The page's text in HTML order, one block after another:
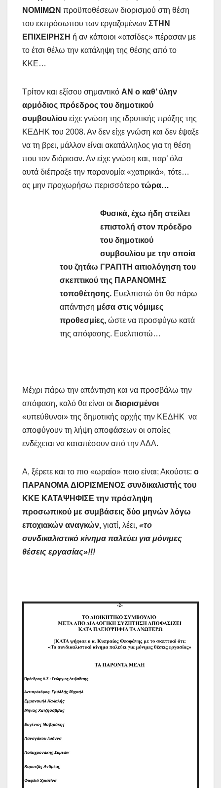
ΝΟΜΙΜΩΝ προϋποθέσεων διορισμού στη θέση
του εκπρόσωπου των εργαζομένων ΣΤΗΝ
ΕΠΙΧΕΙΡΗΣΗ ή αν κάποιοι «ατσίδες» πέρασαν με
το έτσι θέλω την κατάληψη της θέσης από το
ΚΚΕ…
Τρίτον και εξίσου σημαντικό ΑΝ ο καθ’ ύλην
αρμόδιος πρόεδρος του δημοτικού
συμβουλίου είχε γνώση της ιδρυτικής πράξης της
ΚΕΔΗΚ του 2008. Αν δεν είχε γνώση και δεν έψαξε
να τη βρει, μάλλον είναι ακατάλληλος για τη θέση
που τον διόρισαν. Αν είχε γνώση και, παρ’ όλα
αυτά διέπραξε την παρανομία «χατιρικά», τότε…
ας μην προχωρήσω περισσότερο τώρα…
Φυσικά, έχω ήδη στείλει
επιστολή στον πρόεδρο
του δημοτικού
συμβουλίου με την οποία
του ζητάω ΓΡΑΠΤΗ αιτιολόγηση του
σκεπτικού της ΠΑΡΑΝΟΜΗΣ
τοποθέτησης. Ευελπιστώ ότι θα πάρω
απάντηση μέσα στις νόμιμες
προθεσμίες, ώστε να προσφύγω κατά
της απόφασης. Ευελπιστώ…
Μέχρι πάρω την απάντηση και να προσβάλω την
απόφαση, καλό θα είναι οι διορισμένοι
«υπεύθυνοι» της δημοτικής αρχής την ΚΕΔΗΚ να
αποφύγουν τη λήψη αποφάσεων οι οποίες
ενδέχεται να καταπέσουν από την ΑΔΑ.
Α, ξέρετε και το πιο «ωραίο» ποιο είναι; Ακούστε: ο
ΠΑΡΑΝΟΜΑ ΔΙΟΡΙΣΜΕΝΟΣ συνδικαλιστής του
ΚΚΕ ΚΑΤΑΨΗΦΙΣΕ την πρόσληψη
προσωπικού με συμβάσεις δύο μηνών λόγω
εποχιακών αναγκών, γιατί, λέει, «το
συνδικαλιστικό κίνημα παλεύει για μόνιμες
θέσεις εργασίας»!!!